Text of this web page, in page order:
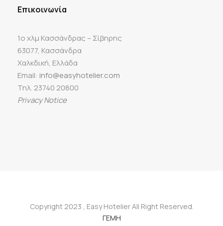
Επικοινωνία
1ο χλμ Κασσάνδρας – Σίβηρης
63077, Κασσάνδρα
Χαλκδική, Ελλάδα
Email: info@easyhotelier.com
Τηλ. 23740 20800
Privacy Notice
Copyright 2023 , Easy Hotelier All Right Reserved.
ΓΕΜΗ